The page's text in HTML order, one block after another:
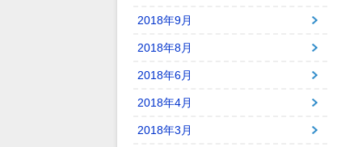
2018年9月
2018年8月
2018年6月
2018年4月
2018年3月